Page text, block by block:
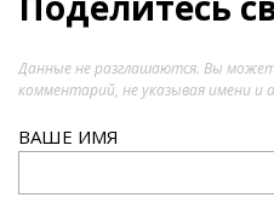
Данные не разглашаются. Вы
комментарий, не указывая имени и
ВАШЕ ИМЯ